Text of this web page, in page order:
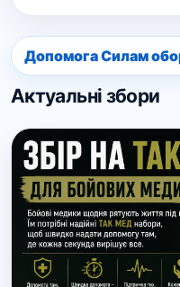
Допомога Силам
Актуальні збори